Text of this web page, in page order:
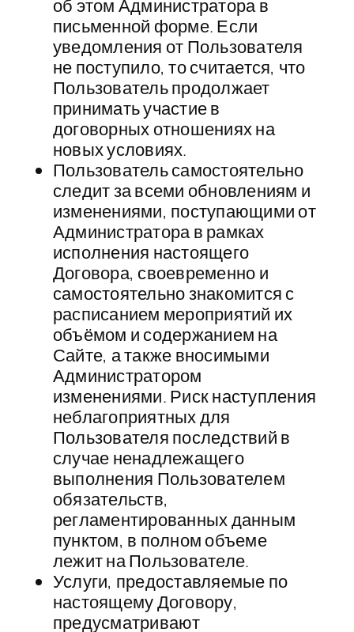
об этом Администратора в
письменной форме. Если
уведомления от Пользователя
не поступило, то считается, что
Пользователь продолжает
принимать участие в
договорных отношениях на
новых условиях.
Пользователь самостоятельно
следит за всеми обновлениям и
изменениями, поступающими от
Администратора в рамках
исполнения настоящего
Договора, своевременно и
самостоятельно знакомится с
расписанием мероприятий их
объёмом и содержанием на
Сайте, а также вносимыми
Администратором
изменениями. Риск наступления
неблагоприятных для
Пользователя последствий в
случае ненадлежащего
выполнения Пользователем
обязательств,
регламентированных данным
пунктом, в полном объеме
лежит на Пользователе.
​Услуги, предоставляемые по
настоящему Договору,
предусматривают